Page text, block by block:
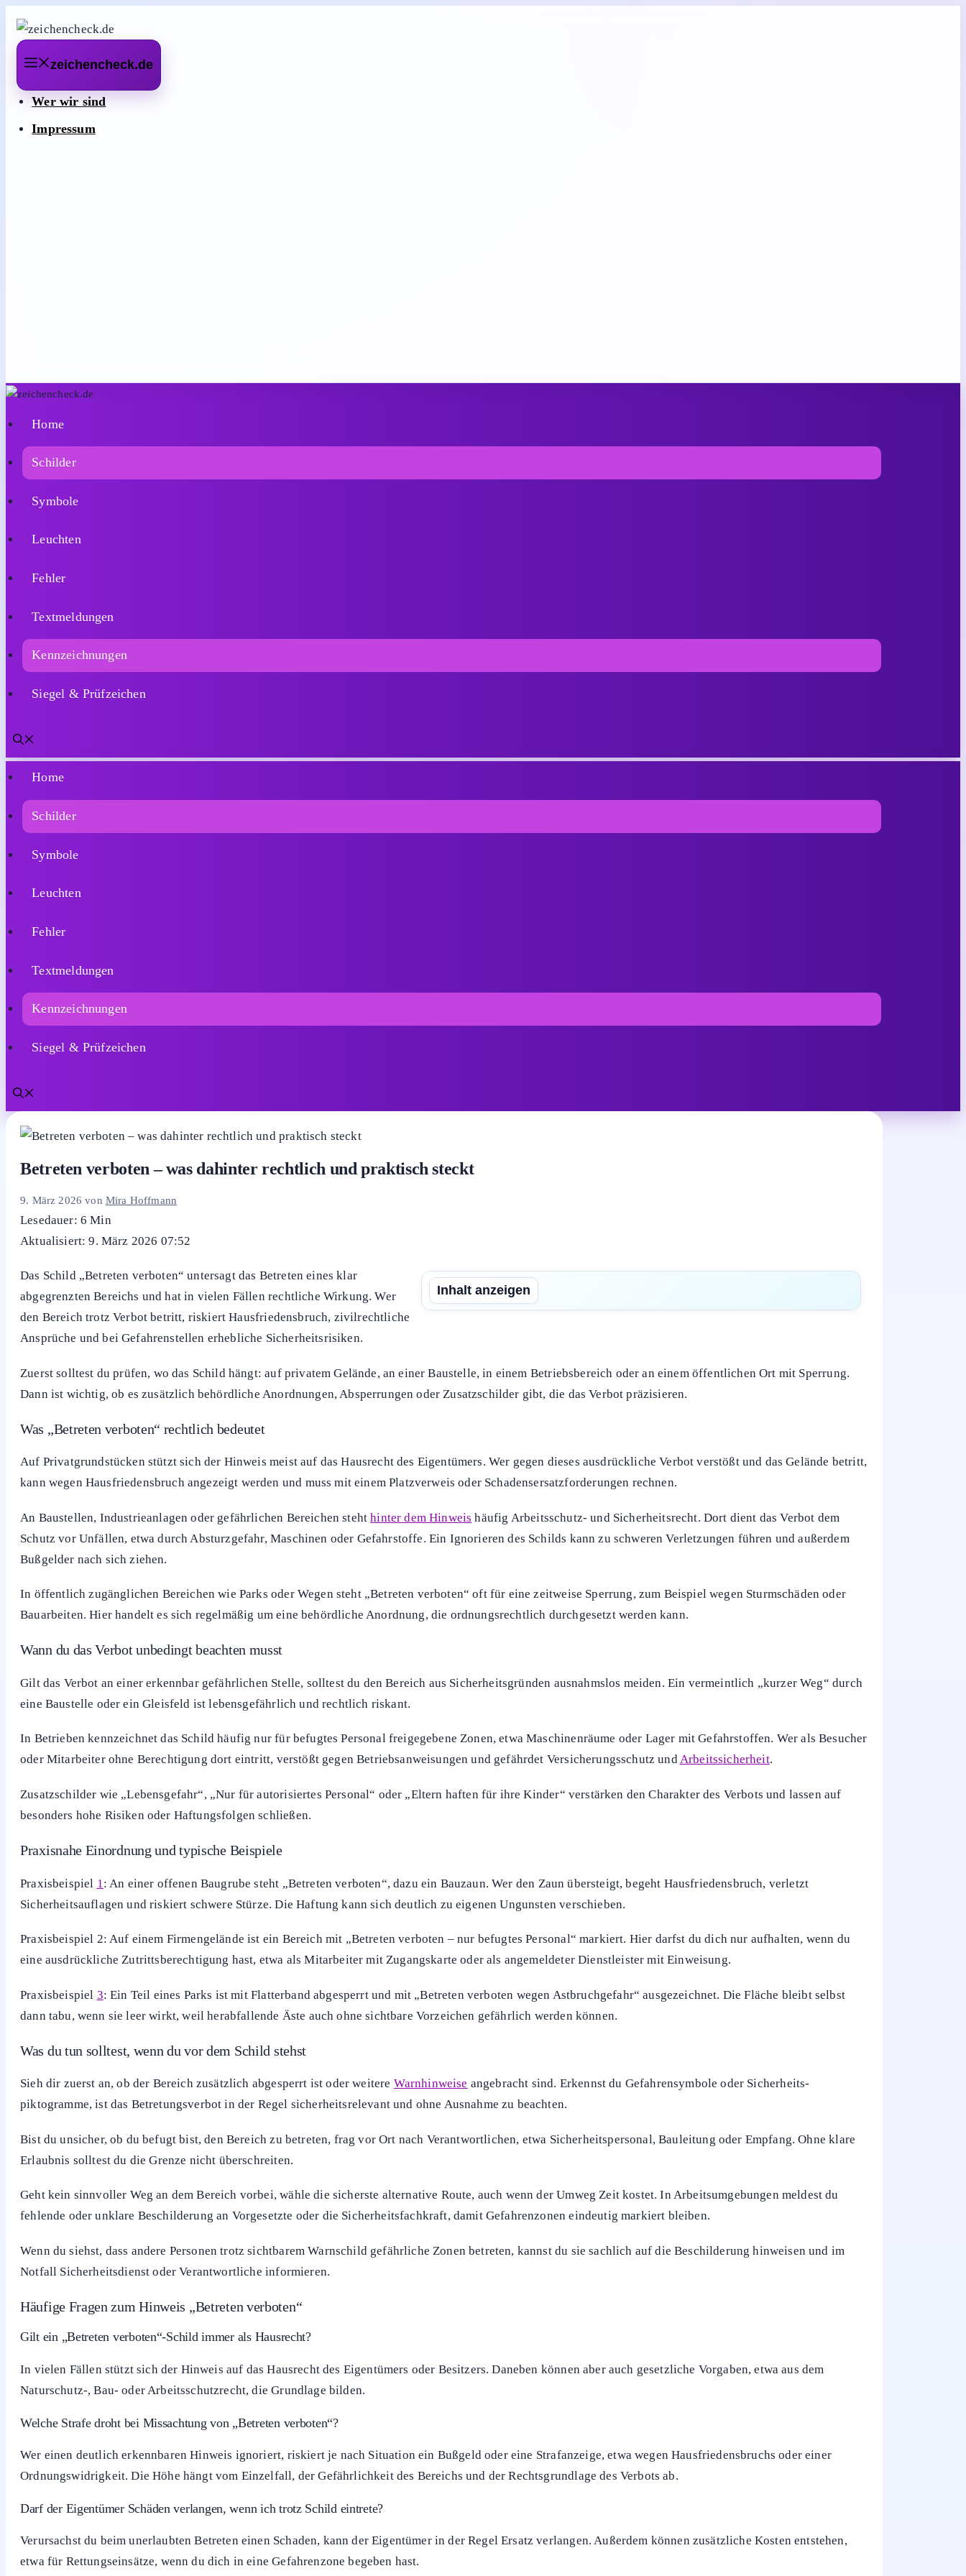
Zum
Inhalt
springen
zeichencheck.de
Wer wir sind
Impressum
Home
Schilder
Symbole
Leuchten
Fehler
Textmeldungen
Kennzeichnungen
Siegel & Prüfzeichen
Home
Schilder
Symbole
Leuchten
Fehler
Textmeldungen
Kennzeichnungen
Siegel & Prüfzeichen
Betreten verboten – was dahinter rechtlich und praktisch steckt
9. März 2026 von Mira Hoffmann
Lesedauer: 6 Min
Aktualisiert: 9. März 2026 07:52
Inhalt anzeigen
Das Schild „Betreten verboten“ untersagt das Betreten eines klar
abgegrenzten Bereichs und hat in vielen Fällen rechtliche Wirkung. Wer
den Bereich trotz Verbot betritt, riskiert Hausfriedensbruch, zivilrechtliche
Ansprüche und bei Gefahrenstellen erhebliche Sicherheitsrisiken.
Zuerst solltest du prüfen, wo das Schild hängt: auf privatem Gelände, an einer Baustelle, in einem Betriebsbereich oder an einem öffentlichen Ort mit Sperrung.
Dann ist wichtig, ob es zusätzlich behördliche Anordnungen, Absperrungen oder Zusatzschilder gibt, die das Verbot präzisieren.
Was „Betreten verboten“ rechtlich bedeutet
Auf Privatgrundstücken stützt sich der Hinweis meist auf das Hausrecht des Eigentümers. Wer gegen dieses ausdrückliche Verbot verstößt und das Gelände betritt,
kann wegen Hausfriedensbruch angezeigt werden und muss mit einem Platzverweis oder Schadensersatzforderungen rechnen.
An Baustellen, Industrieanlagen oder gefährlichen Bereichen stehthinter dem Hinweis häufig Arbeitsschutz- und Sicherheitsrecht. Dort dient das Verbot dem
Schutz vor Unfällen, etwa durch Absturzgefahr, Maschinen oder Gefahrstoffe. Ein Ignorieren des Schilds kann zu schweren Verletzungen führen und außerdem
Bußgelder nach sich ziehen.
In öffentlich zugänglichen Bereichen wie Parks oder Wegen steht „Betreten verboten“ oft für eine zeitweise Sperrung, zum Beispiel wegen Sturmschäden oder
Bauarbeiten. Hier handelt es sich regelmäßig um eine behördliche Anordnung, die ordnungsrechtlich durchgesetzt werden kann.
Wann du das Verbot unbedingt beachten musst
Gilt das Verbot an einer erkennbar gefährlichen Stelle, solltest du den Bereich aus Sicherheitsgründen ausnahmslos meiden. Ein vermeintlich „kurzer Weg“ durch
eine Baustelle oder ein Gleisfeld ist lebensgefährlich und rechtlich riskant.
In Betrieben kennzeichnet das Schild häufig nur für befugtes Personal freigegebene Zonen, etwa Maschinenräume oder Lager mit Gefahrstoffen. Wer als Besucher
oder Mitarbeiter ohne Berechtigung dort eintritt, verstößt gegen Betriebsanweisungen und gefährdet Versicherungsschutz undArbeitssicherheit.
Zusatzschilder wie „Lebensgefahr“, „Nur für autorisiertes Personal“ oder „Eltern haften für ihre Kinder“ verstärken den Charakter des Verbots und lassen auf
besonders hohe Risiken oder Haftungsfolgen schließen.
Praxisnahe Einordnung und typische Beispiele
Praxisbeispiel 1 : An einer offenen Baugrube steht „Betreten verboten“, dazu ein Bauzaun. Wer den Zaun übersteigt, begeht Hausfriedensbruch, verletzt
Sicherheitsauflagen und riskiert schwere Stürze. Die Haftung kann sich deutlich zu eigenen Ungunsten verschieben.
Praxisbeispiel 2: Auf einem Firmengelände ist ein Bereich mit „Betreten verboten – nur befugtes Personal“ markiert. Hier darfst du dich nur aufhalten, wenn du
eine ausdrückliche Zutrittsberechtigung hast, etwa als Mitarbeiter mit Zugangskarte oder als angemeldeter Dienstleister mit Einweisung.
Praxisbeispiel 3: Ein Teil eines Parks ist mit Flatterband abgesperrt und mit „Betreten verboten wegen Astbruchgefahr“ ausgezeichnet. Die Fläche bleibt selbst
dann tabu, wenn sie leer wirkt, weil herabfallende Äste auch ohne sichtbare Vorzeichen gefährlich werden können.
Was du tun solltest, wenn du vor dem Schild stehst
Sieh dir zuerst an, ob der Bereich zusätzlich abgesperrt ist oder weitere Warnhinweise angebracht sind. Erkennst du Gefahrensymbole oder Sicherheits-
piktogramme, ist das Betretungsverbot in der Regel sicherheitsrelevant und ohne Ausnahme zu beachten.
Bist du unsicher, ob du befugt bist, den Bereich zu betreten, frag vor Ort nach Verantwortlichen, etwa Sicherheitspersonal, Bauleitung oder Empfang. Ohne klare
Erlaubnis solltest du die Grenze nicht überschreiten.
Geht kein sinnvoller Weg an dem Bereich vorbei, wähle die sicherste alternative Route, auch wenn der Umweg Zeit kostet. In Arbeitsumgebungen meldest du
fehlende oder unklare Beschilderung an Vorgesetzte oder die Sicherheitsfachkraft, damit Gefahrenzonen eindeutig markiert bleiben.
Wenn du siehst, dass andere Personen trotz sichtbarem Warnschild gefährliche Zonen betreten, kannst du sie sachlich auf die Beschilderung hinweisen und im
Notfall Sicherheitsdienst oder Verantwortliche informieren.
Häufige Fragen zum Hinweis „Betreten verboten“
Gilt ein „Betreten verboten“-Schild immer als Hausrecht?
In vielen Fällen stützt sich der Hinweis auf das Hausrecht des Eigentümers oder Besitzers. Daneben können aber auch gesetzliche Vorgaben, etwa aus dem
Naturschutz-, Bau- oder Arbeitsschutzrecht, die Grundlage bilden.
Welche Strafe droht bei Missachtung von „Betreten verboten“?
Wer einen deutlich erkennbaren Hinweis ignoriert, riskiert je nach Situation ein Bußgeld oder eine Strafanzeige, etwa wegen Hausfriedensbruchs oder einer
Ordnungswidrigkeit. Die Höhe hängt vom Einzelfall, der Gefährlichkeit des Bereichs und der Rechtsgrundlage des Verbots ab.
Darf der Eigentümer Schäden verlangen, wenn ich trotz Schild eintrete?
Verursachst du beim unerlaubten Betreten einen Schaden, kann der Eigentümer in der Regel Ersatz verlangen. Außerdem können zusätzliche Kosten entstehen,
etwa für Rettungseinsätze, wenn du dich in eine Gefahrenzone begeben hast.